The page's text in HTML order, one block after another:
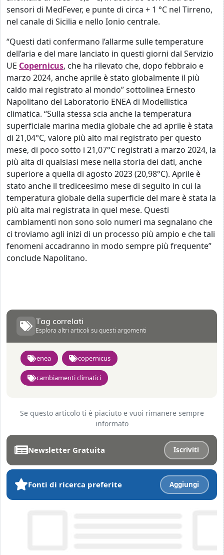
sensori di MedFever, e punte di circa + 1 °C nel Tirreno,
nel canale di Sicilia e nello Ionio centrale.
“Questi dati confermano l’allarme sulle temperature
dell’aria e del mare lanciato in questi giorni dal Servizio
UE Copernicus, che ha rilevato che, dopo febbraio e
marzo 2024, anche aprile è stato globalmente il più
caldo mai registrato al mondo” sottolinea Ernesto
Napolitano del Laboratorio ENEA di Modellistica
climatica. “Sulla stessa scia anche la temperatura
superficiale marina media globale che ad aprile è stata
di 21,04°C, valore più alto mai registrato per questo
mese, di poco sotto i 21,07°C registrati a marzo 2024, la
più alta di qualsiasi mese nella storia dei dati, anche
superiore a quella di agosto 2023 (20,98°C). Aprile è
stato anche il trediceesimo mese di seguito in cui la
temperatura globale della superficie del mare è stata la
più alta mai registrata in quel mese. Questi
cambiamenti non sono solo numeri ma segnalano che
ci troviamo agli inizi di un processo più ampio e che tali
fenomeni accadranno in modo sempre più frequente”
conclude Napolitano.
Tag correlati
Esplora altri articoli su questi argomenti
enea copernicus
cambiamenti climatici
Se questo articolo ti è piaciuto e vuoi rimanere sempre
informato
Newsletter Gratuita Iscriviti
Fonti di ricerca preferite Aggiungi